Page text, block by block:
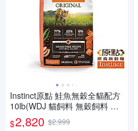
Instinct原點 鮭魚無穀全貓配方
10lb(WDJ 貓飼料 無穀飼料 不
含麩質 高肉含量)
$2,820 $2,999